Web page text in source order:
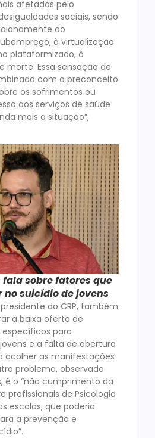
afetadas pelo
sociais, sendo
ao
à virtualização
plataformizado, à
morte. Essa sensação de
com o preconceito
os sofrimentos ou
aos serviços de saúde
mais a situação”,
sobre fatores que
suicídio de jovens
do CRP, também
a baixa oferta de
para
e a falta de abertura
acolher as manifestações
problema, observado
é o “não cumprimento da
profissionais de Psicologia
escolas, que poderia
a prevenção e